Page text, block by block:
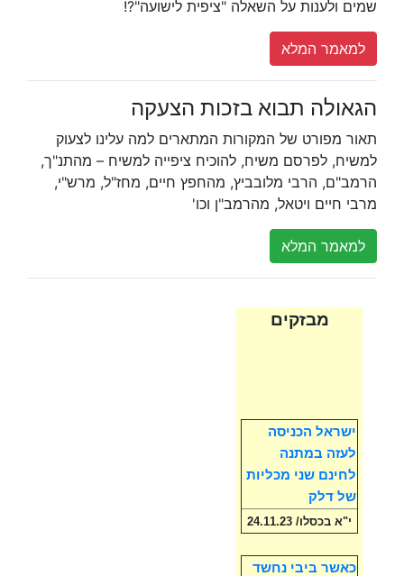
שמים ולענות על השאלה "ציפית לישועה"?!
למאמר המלא
הגאולה תבוא בזכות הצעקה
תאור מפורט של המקורות המתארים למה עלינו לצעוק
למשיח, לפרסם משיח, להוכיח ציפייה למשיח – מהתנ"ך,
הרמב"ם, הרבי מלובביץ, מהחפץ חיים, מחז"ל, מרש"י,
מרבי חיים ויטאל, מהרמב"ן וכו'
למאמר המלא
מבזקים
ישראל הכניסה
לעזה במתנה
לחינם שני מכליות
של דלק
י"א בכסלו/ 24.11.23
כאשר ביבי נחשד